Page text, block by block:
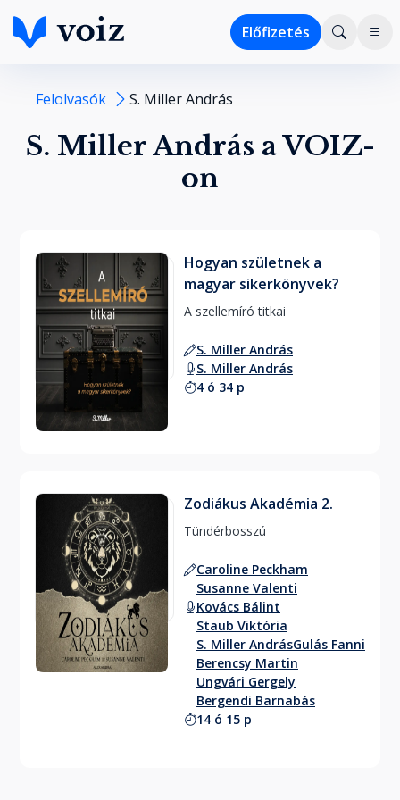
Előfizetés
Felolvasók S. Miller András
S. Miller András a VOIZ-
on
Hogyan születnek a
magyar sikerkönyvek?
S. Miller András
S. Miller András
4 ó 34 p
Zodiákus Akadémia 2.
Caroline Peckham
Susanne Valenti
Kovács Bálint
Staub Viktória
S. Miller AndrásGulás Fanni
Berencsy Martin
Ungvári Gergely
Bergendi Barnabás
14 ó 15 p